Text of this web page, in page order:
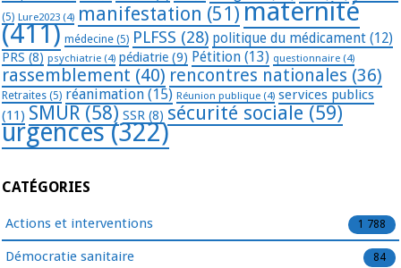
(5) Lure2023 (4) manifestation (51) maternité
(411) médecine (5) PLFSS (28) politique du médicament (12)
PRS (8) psychiatrie (4) pédiatrie (9) Pétition (13) questionnaire (4)
rassemblement (40) rencontres nationales (36)
Retraites (5) réanimation (15) Réunion publique (4) services publics
(11) SMUR (58) SSR (8) sécurité sociale (59)
urgences(322)
CATÉGORIES
Actions et interventions 1 788
Démocratie sanitaire 84